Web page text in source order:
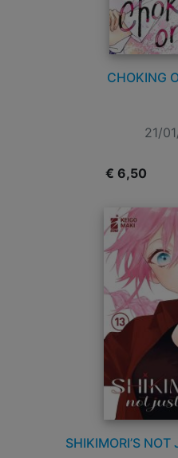
CHOKING
21/
€ 6,50
SHIKIMORI’S